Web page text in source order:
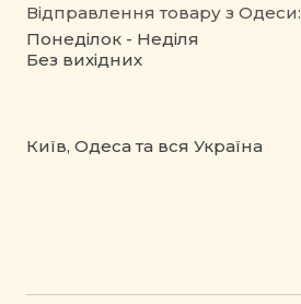
Відправлення товару з Одеси:
Понеділок - Неділя
Без вихідних
Київ, Одеса та вся Україна